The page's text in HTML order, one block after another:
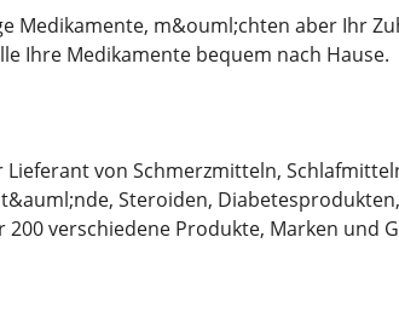
Medikamente, m&ouml;chten aber Ihr
Ihre Medikamente bequem nach Hause.
von Schmerzmitteln,
Steroiden,
verschiedene Produkte, Marken und